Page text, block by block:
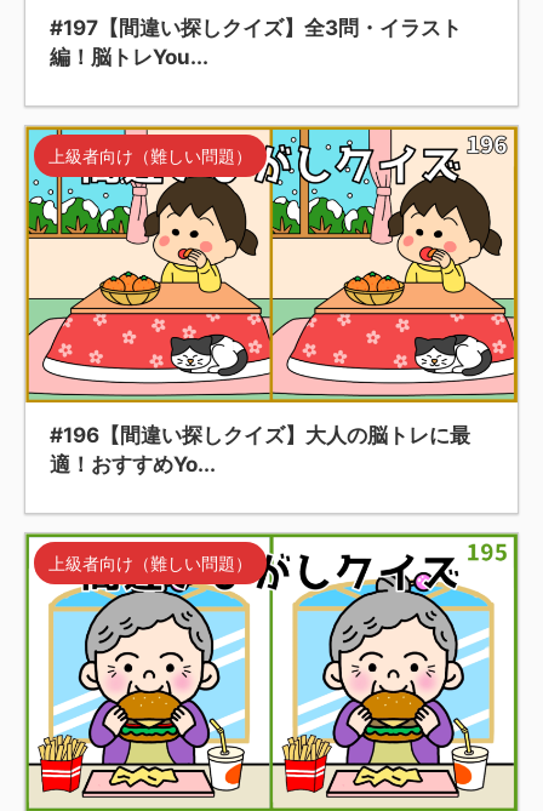
#197【間違い探しクイズ】全3問・イラスト
編！脳トレYou...
上級者向け（難しい問題）
#196【間違い探しクイズ】大人の脳トレに最
適！おすすめYo...
上級者向け（難しい問題）